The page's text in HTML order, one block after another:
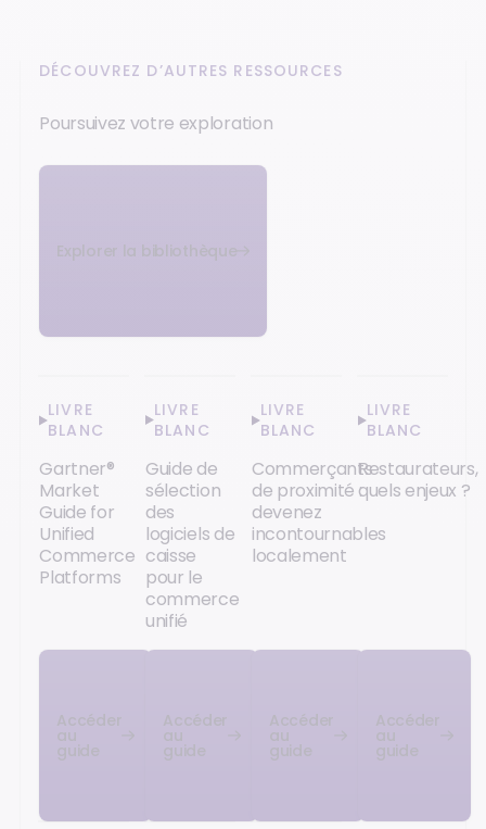
DÉCOUVREZ D’AUTRES RESSOURCES
Poursuivez votre exploration
Explorer la bibliothèque
LIVRE
BLANC
Gartner®
Market
Guide for
Unified
Commerce
Platforms
Accéder
au
guide
LIVRE
BLANC
Guide de
sélection
des
logiciels de
caisse
pour le
commerce
unifié
Accéder
au
guide
LIVRE
BLANC
Commerçants
de proximité :
devenez
incontournables
localement
Accéder
au
guide
LIVRE
BLANC
Restaurateurs,
quels enjeux ?
Accéder
au
guide